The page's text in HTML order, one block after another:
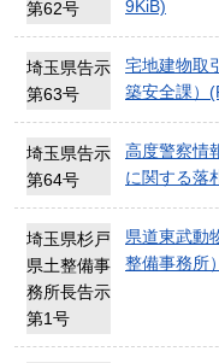
第62号
9KiB)
埼玉県告示
第63号
宅地建物取
築安全課）
埼玉県告示
第64号
高度警察情
に関する落
埼玉県杉戸
県土整備事
務所長告示
第1号
県道東武動
整備事務所